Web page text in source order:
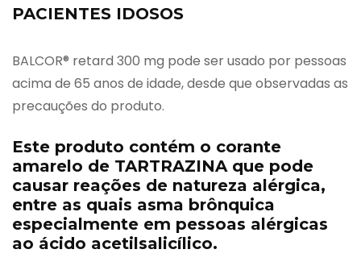
PACIENTES IDOSOS
BALCOR® retard 300 mg pode ser usado por pessoas
acima de 65 anos de idade, desde que observadas as
precauções do produto.
Este produto contém o corante
amarelo de TARTRAZINA que pode
causar reações de natureza alérgica,
entre as quais asma brônquica
especialmente em pessoas alérgicas
ao ácido acetilsalicílico.